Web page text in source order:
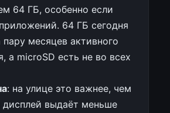
64 ГБ, особенно если
64 ГБ сегодня
пару месяцев активного
а microSD есть не во всех
: на улице это важнее, чем
дисплей выдаёт меньше